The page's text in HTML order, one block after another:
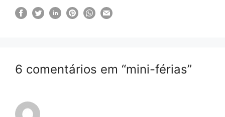
6 comentários em “mini-férias”